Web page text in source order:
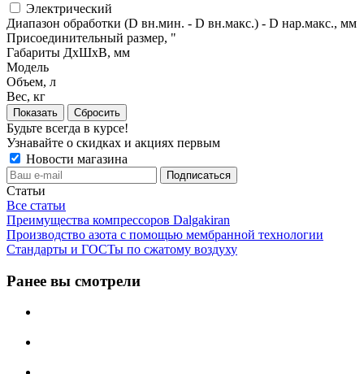
Электрический
Диапазон обработки (D вн.мин. - D вн.макс.) - D нар.макс., мм
Присоединительный размер, "
Габариты ДхШхВ, мм
Модель
Объем, л
Вес, кг
Сбросить
Будьте всегда в курсе!
Узнавайте о скидках и акциях первым
Новости магазина
Статьи
Все статьи
Преимущества компрессоров Dalgakiran
Производство азота с помощью мембранной технологии
Стандарты и ГОСТы по сжатому воздуху
Ранее вы смотрели